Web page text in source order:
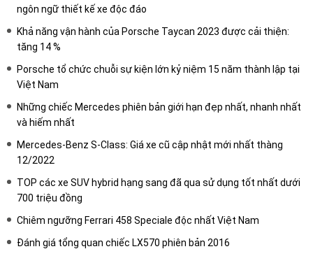
ngôn ngữ thiết kế xe độc đáo
Khả năng vận hành của Porsche Taycan 2023 được cải thiện:
tăng 14 %
Porsche tổ chức chuỗi sự kiện lớn kỷ niệm 15 năm thành lập tại
Việt Nam
Những chiếc Mercedes phiên bản giới hạn đẹp nhất, nhanh nhất
và hiếm nhất
Mercedes-Benz S-Class: Giá xe cũ cập nhật mới nhất thàng
12/2022
TOP các xe SUV hybrid hạng sang đã qua sử dụng tốt nhất dưới
700 triệu đồng
Chiêm ngưỡng Ferrari 458 Speciale độc nhất Việt Nam
Đánh giá tổng quan chiếc LX570 phiên bản 2016